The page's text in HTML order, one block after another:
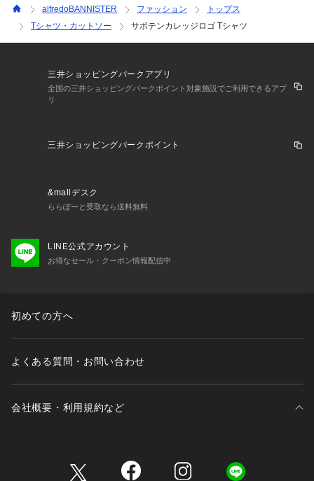
alfredoBANNISTER ファッション
トップス
Tシャツ・カットソー
サボテンカレッジロゴ Tシャツ
三井ショッピングパークアプリ
全国の三井ショッピングパークポイント対象施設でご利用できるアプ
リ
三井ショッピングパークポイント
&mallデスク
ららぽーと受取なら送料無料
LINE公式アカウント
お得なセール・クーポン情報配信中
初めての方へ
よくある質問・お問い合わせ
会社概要・利用規約など